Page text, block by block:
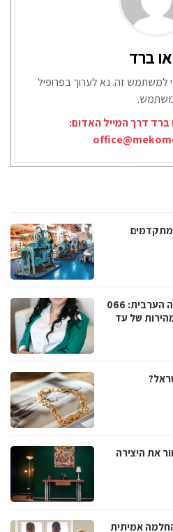
ברד
למשתמש זה. נא לערוך בפרופיל
ברד דרך המייל האדום:
מתקדמים
מהפכת הסיבים מגיעה לחברה הערבית: 066
של עד
את היצירה
אמיתית